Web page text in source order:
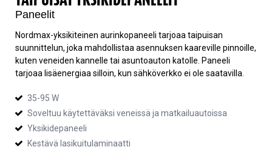
Paneelit
Nordmax-yksikiteinen aurinkopaneeli tarjoaa taipuisan
suunnittelun, joka mahdollistaa asennuksen kaareville pinnoille,
kuten veneiden kannelle tai asuntoauton katolle. Paneeli
tarjoaa lisäenergiaa silloin, kun sähköverkko ei ole saatavilla.
35-95 W
Soveltuu käytettäväksi veneissä ja matkailuautoissa
Yksikidepaneeli
Kestävä lasikuitulaminaatti